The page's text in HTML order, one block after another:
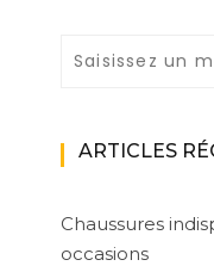
ARTICLES
Chaussures
occasions